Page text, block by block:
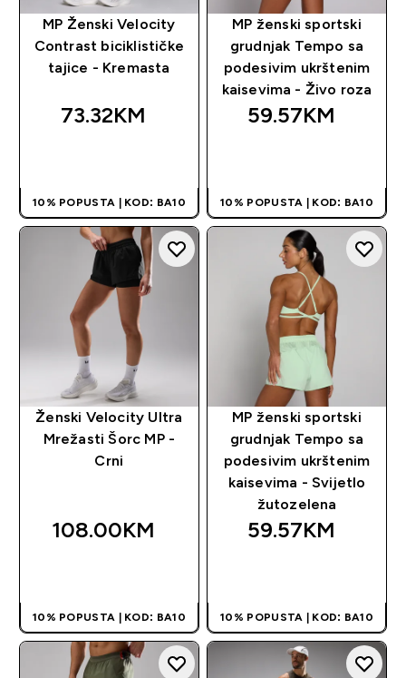
MP Ženski Velocity
Contrast biciklističke
tajice - Kremasta
73.32KM‎
10% POPUSTA | KOD: BA10
MP ženski sportski
grudnjak Tempo sa
podesivim ukrštenim
kaisevima - Živo roza
59.57KM‎
10% POPUSTA | KOD: BA10
Ženski Velocity Ultra
Mrežasti Šorc MP -
Crni
108.00KM‎
10% POPUSTA | KOD: BA10
MP ženski sportski
grudnjak Tempo sa
podesivim ukrštenim
kaisevima - Svijetlo
žutozelena
59.57KM‎
10% POPUSTA | KOD: BA10